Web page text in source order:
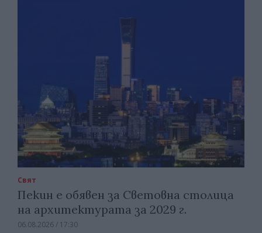
Свят
Пекин е обявен за Световна столица
на архитектурата за 2029 г.
06.08.2026 / 17:30